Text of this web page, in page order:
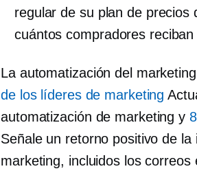
regular de su plan de precios
cuántos compradores
La automatización del
de los líderes de marketing
automatización de marketing y
Señale un retorno positivo de
marketing, incluidos los